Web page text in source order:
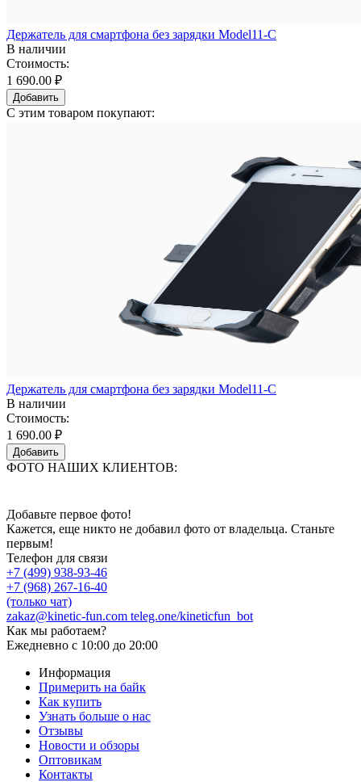
Держатель для смартфона без зарядки Model11-C
В наличии
Стоимость:
1 690.00 ₽
Добавить
С этим товаром покупают:
Держатель для смартфона без зарядки Model11-C
В наличии
Стоимость:
1 690.00 ₽
Добавить
ФОТО НАШИХ КЛИЕНТОВ:
Добавьте первое фото!
Кажется, еще никто не добавил фото от владельца. Станьте
первым!
Телефон для связи
+7 (499) 938-93-46
+7 (968) 267-16-40
(только чат)
zakaz@kinetic-fun.com teleg.one/kineticfun_bot
Как мы работаем?
Ежедневно с 10:00 до 20:00
Информация
Примерить на байк
Как купить
Узнать больше о нас
Отзывы
Новости и обзоры
Оптовикам
Контакты